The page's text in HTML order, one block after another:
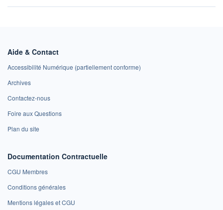
Aide & Contact
Accessibilité Numérique (partiellement conforme)
Archives
Contactez-nous
Foire aux Questions
Plan du site
Documentation Contractuelle
CGU Membres
Conditions générales
Mentions légales et CGU